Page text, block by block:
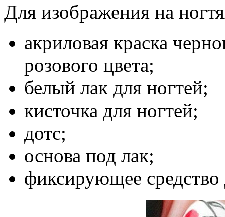
Для изображения на
акриловая краска
розового цвета;
белый лак для ногтей;
кисточка для ногтей;
дотс;
основа под лак;
фиксирующее средство